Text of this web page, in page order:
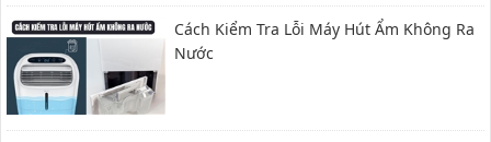
Cách Kiểm Tra Lỗi Máy Hút Ẩm Không Ra
Nước